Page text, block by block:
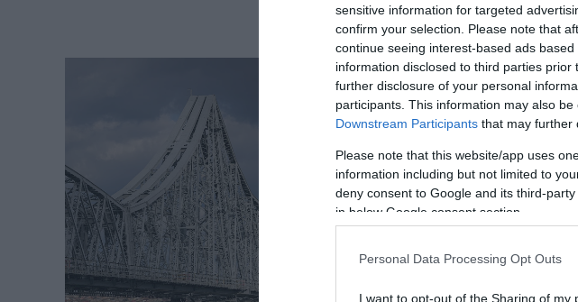
sensitive information for targeted
confirm your selection. Please note that
continue seeing interest-based ads
information disclosed to third parties
further disclosure of your personal
participants. This information may also
Downstream Participants that may further
Please note that this website/app uses
information including but not limited to
deny consent to Google and its third-
in below Google consent section.
Personal Data Processing Opt Outs
I want to opt-out of the Sharing of my